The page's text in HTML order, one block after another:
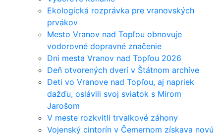
Ekologická rozprávka pre vranovských
prvákov
Mesto Vranov nad Topľou obnovuje
vodorovné dopravné značenie
Dni mesta Vranov nad Topľou 2026
Deň otvorených dverí v Štátnom archíve
Deti vo Vranove nad Topľou, aj napriek
dažďu, oslávili svoj sviatok s Mirom
Jarošom
V meste rozkvitli trvalkové záhony
Vojenský cintorín v Čemernom získava novú